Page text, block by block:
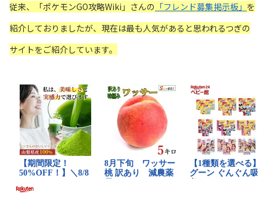
従来、「ポケモンGO攻略Wiki」さんの 「フレンド募集掲示板」 を
紹介しておりましたが、現在は最も人気があると思われるつぎの
サイトをご紹介しています。